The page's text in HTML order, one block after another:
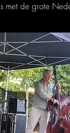
met de grote